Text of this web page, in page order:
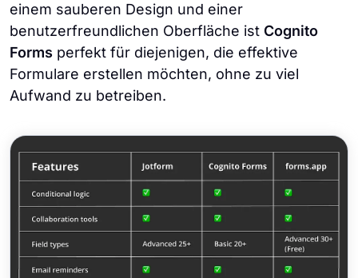
einem sauberen Design und einer
benutzerfreundlichen Oberfläche ist Cognito
Forms perfekt für diejenigen, die effektive
Formulare erstellen möchten, ohne zu viel
Aufwand zu betreiben.